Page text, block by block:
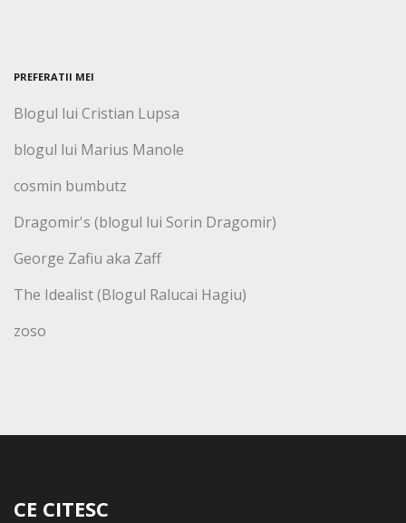
PREFERATII MEI
Blogul lui Cristian Lupsa
blogul lui Marius Manole
cosmin bumbutz
Dragomir's (blogul lui Sorin Dragomir)
George Zafiu aka Zaff
The Idealist (Blogul Ralucai Hagiu)
zoso
CE CITESC